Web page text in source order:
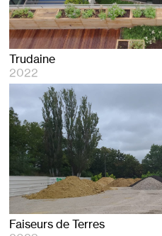
Trudaine
2022
Faiseurs de Terres